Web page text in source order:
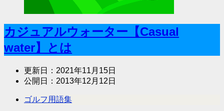
カジュアルウォーター【Casual
water】とは
更新日： 2021年11月15日
公開日： 2013年12月12日
ゴルフ用語集